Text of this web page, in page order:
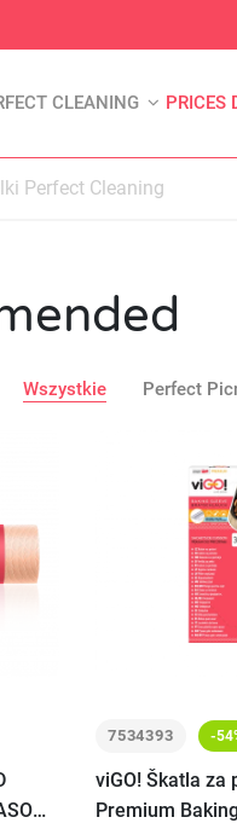
CLEANING PRICES
Perfect Cleaning
Wszystkie Perfect
7534393 -
viGO! Škatla za
Premium